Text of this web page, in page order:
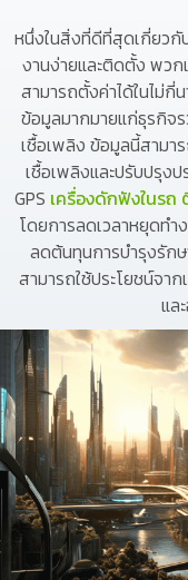
หนึ่งในสิ่งที่ดีที่สุดเกี่ยว
งานง่ายและติดตั้ง พวก
สามารถตั้งค่าได้ในไม่
ข้อมูลมากมายแก่ธุรกิจร
เชื้อเพลิง ข้อมูลนี้สามา
เชื้อเพลิงและปรับปรุง
GPS เครื่องดักฟังในรถ
โดยการลดเวลาหยุดทำ
ลดต้นทุนการบำรุงรัก
สามารถใช้ประโยชน์จา
แล